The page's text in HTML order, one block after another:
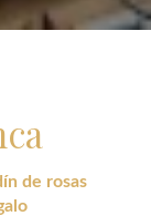
de rosas